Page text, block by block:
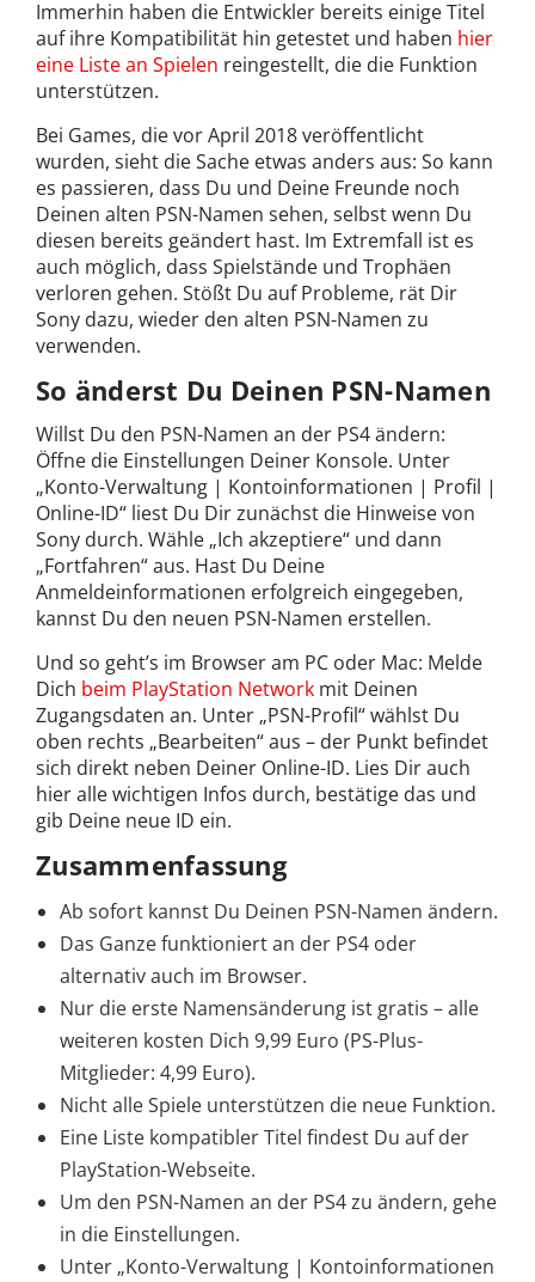
Immerhin haben die Entwickler bereits einige Titel
auf ihre Kompatibilität hin getestet und haben hier
eine Liste an Spielen reingestellt, die die Funktion
unterstützen.
Bei Games, die vor April 2018 veröffentlicht
wurden, sieht die Sache etwas anders aus: So kann
es passieren, dass Du und Deine Freunde noch
Deinen alten PSN-Namen sehen, selbst wenn Du
diesen bereits geändert hast. Im Extremfall ist es
auch möglich, dass Spielstände und Trophäen
verloren gehen. Stößt Du auf Probleme, rät Dir
Sony dazu, wieder den alten PSN-Namen zu
verwenden.
So änderst Du Deinen PSN-Namen
Willst Du den PSN-Namen an der PS4 ändern:
Öffne die Einstellungen Deiner Konsole. Unter
„Konto-Verwaltung | Kontoinformationen | Profil |
Online-ID“ liest Du Dir zunächst die Hinweise von
Sony durch. Wähle „Ich akzeptiere“ und dann
„Fortfahren“ aus. Hast Du Deine
Anmeldeinformationen erfolgreich eingegeben,
kannst Du den neuen PSN-Namen erstellen.
Und so geht’s im Browser am PC oder Mac: Melde
Dich beim PlayStation Network mit Deinen
Zugangsdaten an. Unter „PSN-Profil“ wählst Du
oben rechts „Bearbeiten“ aus – der Punkt befindet
sich direkt neben Deiner Online-ID. Lies Dir auch
hier alle wichtigen Infos durch, bestätige das und
gib Deine neue ID ein.
Zusammenfassung
Ab sofort kannst Du Deinen PSN-Namen ändern.
Das Ganze funktioniert an der PS4 oder
alternativ auch im Browser.
Nur die erste Namensänderung ist gratis – alle
weiteren kosten Dich 9,99 Euro (PS-Plus-
Mitglieder: 4,99 Euro).
Nicht alle Spiele unterstützen die neue Funktion.
Eine Liste kompatibler Titel findest Du auf der
PlayStation-Webseite.
Um den PSN-Namen an der PS4 zu ändern, gehe
in die Einstellungen.
Unter „Konto-Verwaltung | Kontoinformationen